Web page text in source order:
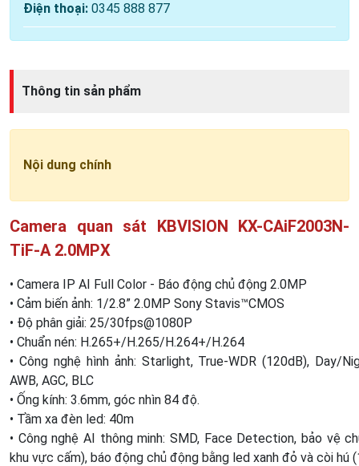
Điện thoại: 0345 888 877
Thông tin sản phẩm
Nội dung chính
Camera quan sát KBVISION KX-CAiF2003N-
TiF-A 2.0MPX
• Camera IP AI Full Color - Báo động chủ động 2.0MP
• Cảm biến ảnh: 1/2.8” 2.0MP Sony Stavis™CMOS
• Độ phân giải: 25/30fps@1080P
• Chuẩn nén: H.265+/H.265/H.264+/H.264
• Công nghệ hình ảnh: Starlight, True-WDR (120dB), Day/
AWB, AGC, BLC
• Ống kính: 3.6mm, góc nhìn 84 độ.
• Tầm xa đèn led: 40m
• Công nghệ AI thông minh: SMD, Face Detection, bảo vệ
khu vực cấm), báo động chủ động bằng led xanh đỏ và còi hú